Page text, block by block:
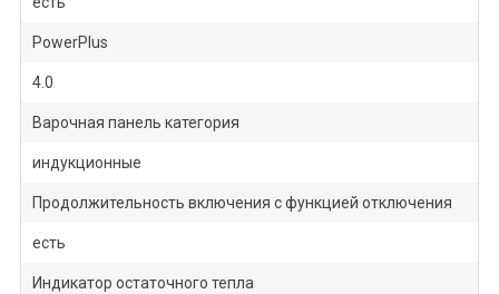
PowerPlus
4.0
Варочная панель категория
индукционные
Продолжительность включения с функцией отключения
есть
Индикатор остаточного тепла